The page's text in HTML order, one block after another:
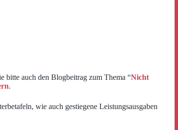
bitte auch den Blogbeitrag zum Thema “Nicht
.
wie auch gestiegene Leistungsausgaben